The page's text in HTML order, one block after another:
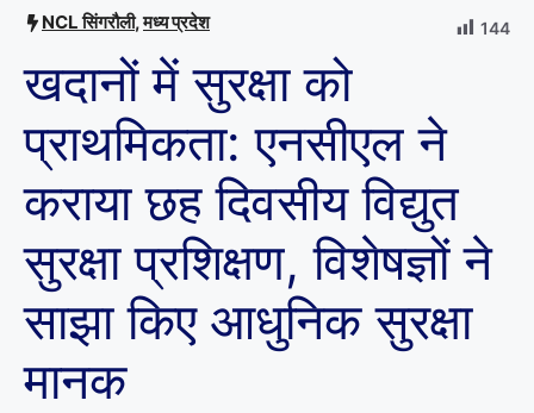
NCL सिंगरौली,मध्य प्रदेश 144
खदानों में सुरक्षा को
प्राथमिकता: एनसीएल ने
कराया छह दिवसीय विद्युत
सुरक्षा प्रशिक्षण, विशेषज्ञों ने
साझा किए आधुनिक सुरक्षा
मानक